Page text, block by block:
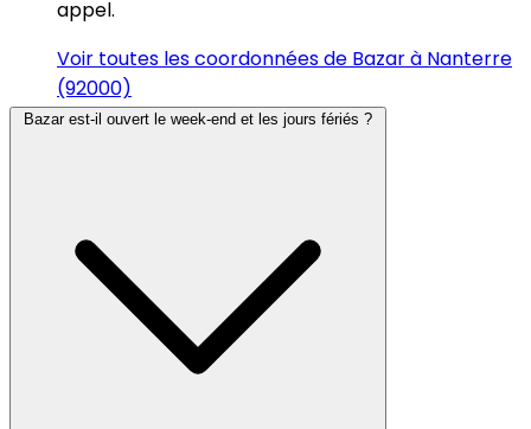
appel.
Voir toutes les coordonnées de Bazar à Nanterre
(92000)
Bazar est-il ouvert le week-end et les jours fériés ?